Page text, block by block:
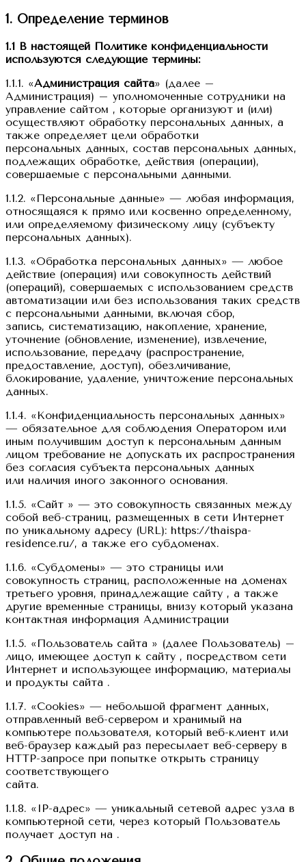
1. Определение терминов
1.1 В настоящей Политике конфиденциальности
используются следующие термины:
1.1.1. «Администрация сайта» (далее –
Администрация) – уполномоченные сотрудники на
управление сайтом , которые организуют и (или)
осуществляют обработку персональных данных, а
также определяет цели обработки
персональных данных, состав персональных данных,
подлежащих обработке, действия (операции),
совершаемые с персональными данными.
1.1.2. «Персональные данные» — любая информация,
относящаяся к прямо или косвенно определенному,
или определяемому физическому лицу (субъекту
персональных данных).
1.1.3. «Обработка персональных данных» — любое
действие (операция) или совокупность действий
(операций), совершаемых с использованием средств
автоматизации или без использования таких средств
с персональными данными, включая сбор,
запись, систематизацию, накопление, хранение,
уточнение (обновление, изменение), извлечение,
использование, передачу (распространение,
предоставление, доступ), обезличивание,
блокирование, удаление, уничтожение персональных
данных.
1.1.4. «Конфиденциальность персональных данных»
— обязательное для соблюдения Оператором или
иным получившим доступ к персональным данным
лицом требование не допускать их распространения
без согласия субъекта персональных данных
или наличия иного законного основания.
1.1.5. «Сайт » — это совокупность связанных между
собой веб-страниц, размещенных в сети Интернет
по уникальному адресу (URL): https://thaispa-
residence.ru/, а также его субдоменах.
1.1.6. «Субдомены» — это страницы или
совокупность страниц, расположенные на доменах
третьего уровня, принадлежащие сайту , а также
другие временные страницы, внизу который указана
контактная информация Администрации
1.1.5. «Пользователь сайта » (далее Пользователь) –
лицо, имеющее доступ к сайту , посредством сети
Интернет и использующее информацию, материалы
и продукты сайта .
1.1.7. «Cookies» — небольшой фрагмент данных,
отправленный веб-сервером и хранимый на
компьютере пользователя, который веб-клиент или
веб-браузер каждый раз пересылает веб-серверу в
HTTP-запросе при попытке открыть страницу
соответствующего
сайта.
1.1.8. «IP-адрес» — уникальный сетевой адрес узла в
компьютерной сети, через который Пользователь
получает доступ на .